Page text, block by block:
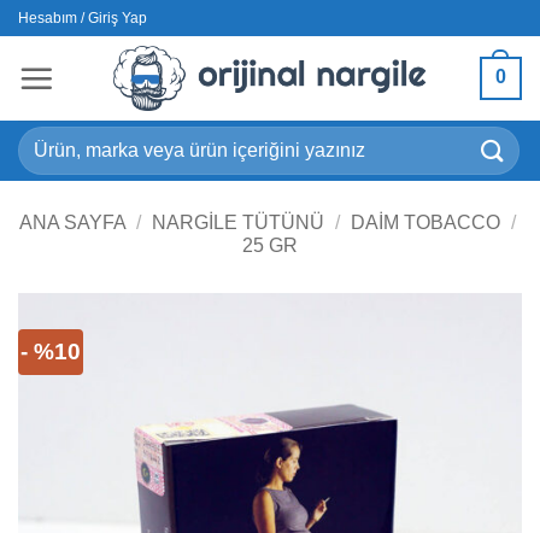
İçeriğe
Hesabım / Giriş Yap
0
Ara:
ANA SAYFA / NARGILE TÜTÜNÜ / DAIM TOBACCO /
25 GR
- %10